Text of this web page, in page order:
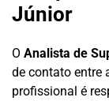
Júnior
O Analista de
de contato entre
profissional é